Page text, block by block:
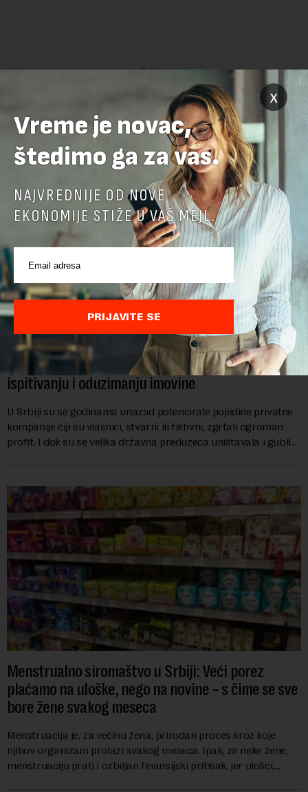
POVEZANI SADRŽAJI
Šta vredi lustracija ako su novci na sigurnom:
Posle promena doneti specijalni zakon o
ispitivanju i oduzimanju imovine
U Srbiji su se godinama unazad potencirale pojedine privatne
kompanije čiji su vlasnici, stvarni ili fiktivni, zgrtali ogroman
profit. I dok su se velika državna preduzeća uništavala i gubila
Menstrualno siromaštvo u Srbiji: Veći porez
plaćamo na uloške, nego na novine – s čime se sve
bore žene svakog meseca
Menstruacija je, za većinu žena, prirodan proces kroz koje
njihov organizam prolazi svakog meseca. Ipak, za neke žene,
menstruaciju prati i ozbiljan finansijski pritisak, jer ulošci,
x
Vreme je novac,
štedimo ga za vas.
NAJVREDNIJE OD NOVE
EKONOMIJE STIŽE U VAŠ MEJL.
PRIJAVITE SE